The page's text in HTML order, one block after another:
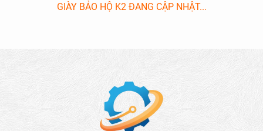
GIÀY BẢO HỘ K2 ĐANG CẬP NHẬT...